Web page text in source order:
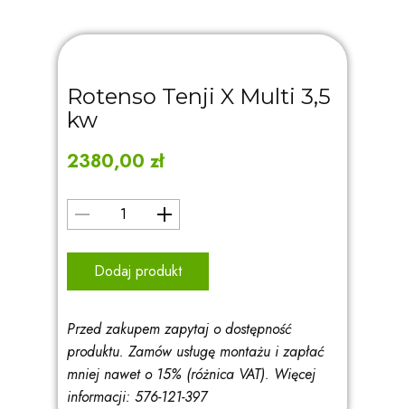
Rotenso Tenji X Multi 3,5
kw
2380,00 zł
Dodaj produkt
Przed zakupem zapytaj o dostępność
produktu. Zamów usługę montażu i zapłać
mniej nawet o 15% (różnica VAT). Więcej
informacji: 576-121-397